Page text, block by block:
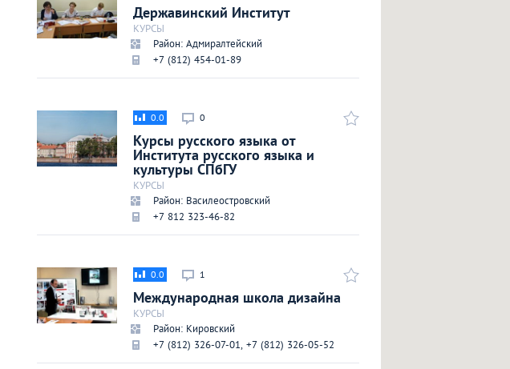
Киев
Лондон
Лос-Анджелес
Москва
Париж
Паттайя
Пхукет
Санкт-Петербург
Державинский Институт
КУРСЫ
Район: Адмиралтейский
+7 (812) 454-01-89
0
0.0
Курсы русского языка от
Института русского языка и
культуры СПбГУ
КУРСЫ
Район: Василеостровский
+7 812 323-46-82
1
0.0
Международная школа дизайна
КУРСЫ
Район: Кировский
+7 (812) 326-07-01, +7 (812) 326-05-52